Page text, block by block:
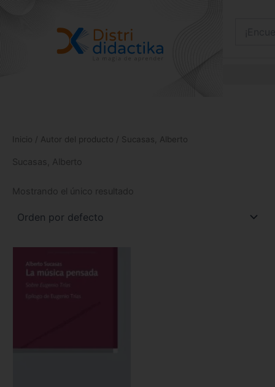
Inicio / Autor del producto / Sucasas, Alberto
Sucasas, Alberto
Mostrando el único resultado